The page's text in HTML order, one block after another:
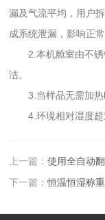
漏及气流平均，用户
成系统泄漏，影响正常
2.本机舱室由不锈
洁。
3.当样品无需加热
4.环境相对湿度超
上一篇：使用全自动
下一篇：恒温恒湿称